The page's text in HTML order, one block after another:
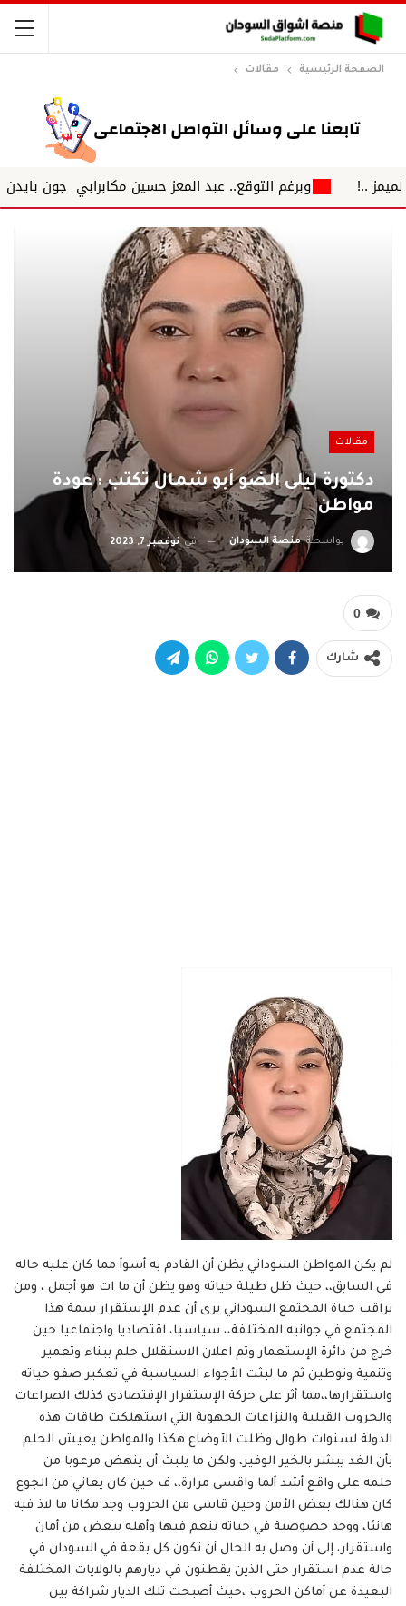
الصفحة الرئيسية مقالات
وبرغم التوقع.. عبد المعز حسين مكابرابي جون بايدن ...بين
مقالات
دكتورة ليلى الضو أبو شمال تكتب : عودة
مواطن
بواسطةمنصة السودان فينوفمبر 7, 2023
0
شارك
لم يكن المواطن السوداني يظن أن القادم به أسوأ مما كان عليه حاله
في السابق،، حيث ظل طيلة حياته وهو يظن أن ما ات هو أجمل ، ومن
يراقب حياة المجتمع السوداني يرى أن عدم الإستقرار سمة هذا
المجتمع في جوانبه المختلفة،، سياسيا، اقتصاديا واجتماعيا حين
خرج من دائرة الإستعمار وتم اعلان الاستقلال حلم ببناء وتعمير
وتنمية وتوطين ثم ما لبثت الأجواء السياسية في تعكير صفو حياته
واستقرارها،،مما أثر على حركة الإستقرار الإقتصادي كذلك الصراعات
والحروب القبلية والنزاعات الجهوية التي استهلكت طاقات هذه
الدولة لسنوات طوال وظلت الأوضاع هكذا والمواطن يعيش الحلم
بأن الغد يبشر بالخير الوفير، ولكن ما يلبث أن ينهض مرعوبا من
حلمه على واقع أشد ألما واقسى مرارة،، ف حين كان يعاني من الجوع
كان هنالك بعض الأمن وحين قاسى من الحروب وجد مكانا ما لاذ فيه
هانئا، ووجد خصوصية في حياته ينعم فيها وأهله ببعض من أمان
واستقرار، إلى أن وصل به الحال أن تكون كل بقعة في السودان في
حالة عدم استقرار حتى الذين يقطنون في ديارهم بالولايات المختلفة
البعيدة عن أماكن الحروب ،حيث أصبحت تلك الديار شراكة بين